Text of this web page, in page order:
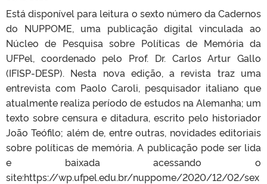
Está disponível para leitura o sexto número da Cadernos
do NUPPOME, uma publicação digital vinculada ao
Núcleo de Pesquisa sobre Políticas de Memória da
UFPel, coordenado pelo Prof. Dr. Carlos Artur Gallo
(IFISP-DESP). Nesta nova edição, a revista traz uma
entrevista com Paolo Caroli, pesquisador italiano que
atualmente realiza período de estudos na Alemanha; um
texto sobre censura e ditadura, escrito pelo historiador
João Teófilo; além de, entre outras, novidades editoriais
sobre políticas de memória. A publicação pode ser lida
e baixada acessando o
site:https://wp.ufpel.edu.br/nuppome/2020/12/02/sex